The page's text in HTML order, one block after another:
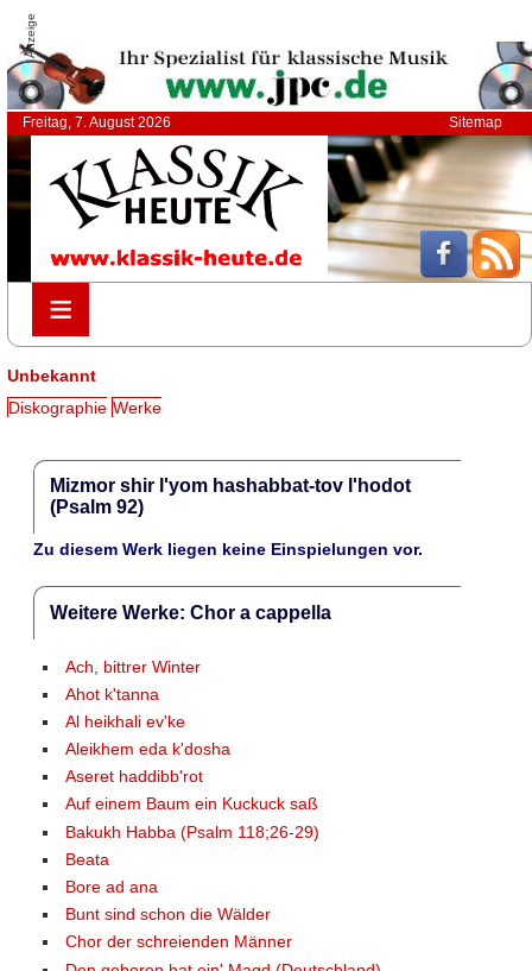
Anzeige
Freitag, 7. August 2026 Sitemap
≡
≡
Unbekannt
Diskographie Werke
Mizmor shir l'yom hashabbat-tov l'hodot
(Psalm 92)
Zu diesem Werk liegen keine Einspielungen vor.
Weitere Werke: Chor a cappella
Ach, bittrer Winter
Ahot k'tanna
Al heikhali ev'ke
Aleikhem eda k'dosha
Aseret haddibb'rot
Auf einem Baum ein Kuckuck saß
Bakukh Habba (Psalm 118;26-29)
Beata
Bore ad ana
Bunt sind schon die Wälder
Chor der schreienden Männer